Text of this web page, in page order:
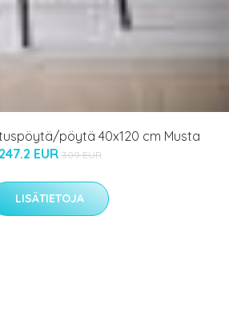
pöytä 40x120 cm Musta
247.2 EUR 309 EUR
LISÄTIETOJA